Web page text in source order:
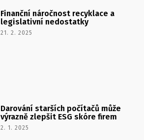
Finanční náročnost recyklace a
legislativní nedostatky
21. 2. 2025
Darování starších počítačů může
výrazně zlepšit ESG skóre firem
2. 1. 2025